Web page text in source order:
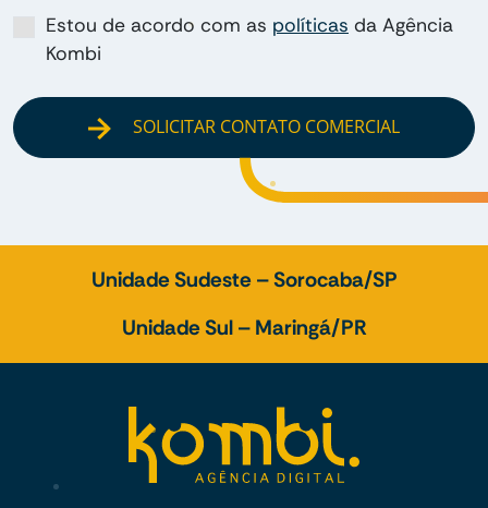
Estou de acordo com as políticas da Agência
Kombi
SOLICITAR CONTATO COMERCIAL
Unidade Sudeste – Sorocaba/SP
Unidade Sul – Maringá/PR